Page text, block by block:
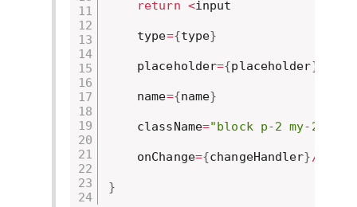
return <input
    type
={type}
    placeholder
={placeholder}
    name
={name}
    className
="block p-2 my-2
    onChange
={changeHandler}/
}